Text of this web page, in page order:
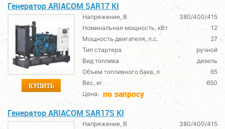
Генератор ARIACOM SAR17 KI
КУПИТЬ
Напряжение, В
380/400/415
Номинальная мощность, кВт
12
Мощность двигателя, л.с.
27
Тип стартера
ручной
Вид топлива
дизель
Объем топливного бака, л
65
Вес, кг
650
Цена: по запросу
Генератор ARIACOM SAR17S KI
Напряжение, В
380/400/415